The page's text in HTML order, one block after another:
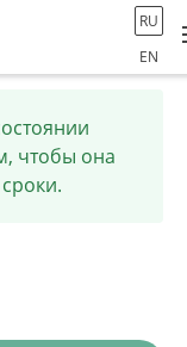
RU
EN
чтобы она